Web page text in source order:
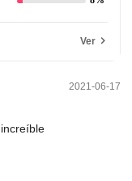
Ver
2021-06-17
increíble